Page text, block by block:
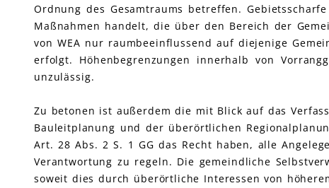
Ordnung des Gesamtraums betreffen.
Maßnahmen handelt, die über den Bereich der
von WEA nur raumbeeinflussend auf diejenige
erfolgt. Höhenbegrenzungen innerhalb von
unzulässig.
Zu betonen ist außerdem die mit Blick auf das
Bauleitplanung und der überörtlichen
Art. 28 Abs. 2 S. 1 GG das Recht haben, alle
Verantwortung zu regeln. Die gemeindliche
soweit dies durch überörtliche Interessen von